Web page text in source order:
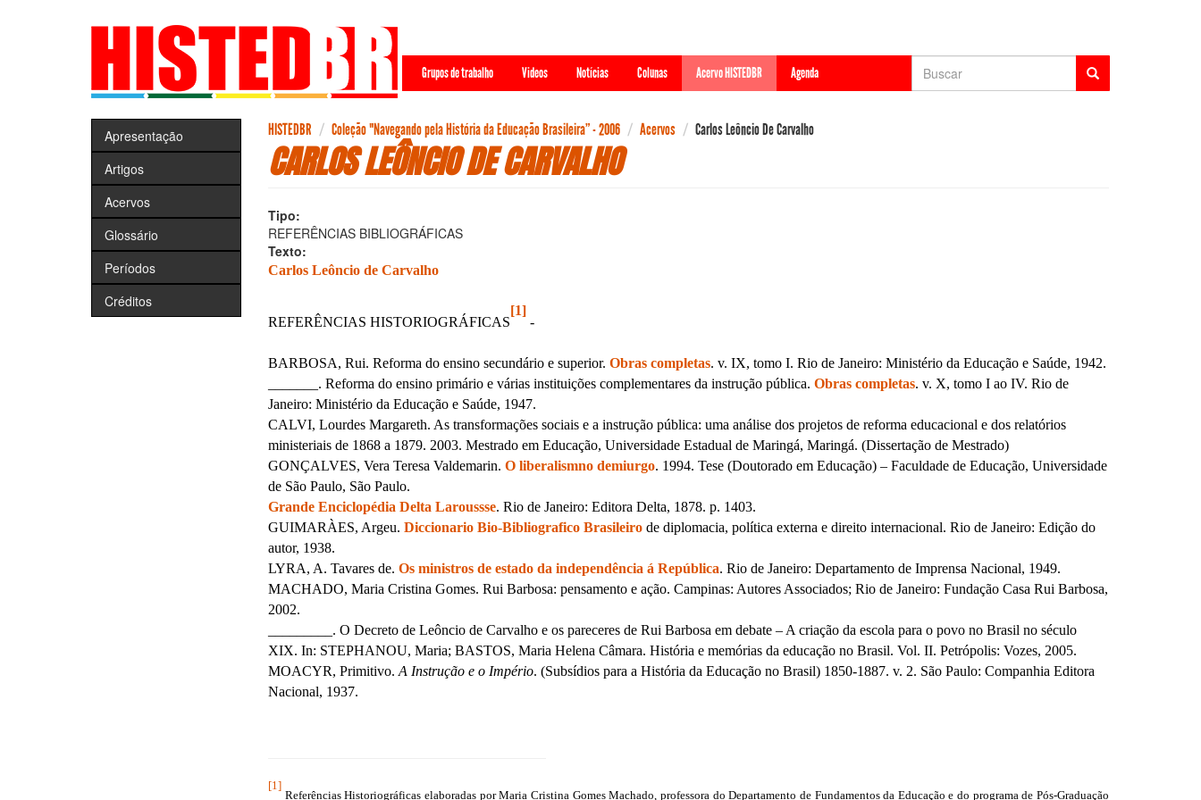
Grupos de trabalho Videos Notícias Colunas Acervo HISTEDBR Agenda Formulário
de
Apresentação
Artigos
Acervos
Glossário
Períodos
Créditos
HISTEDBR Coleção "Navegando pela História da Educação Brasileira” - 2006 Acervos Carlos Leôncio De Carvalho
CARLOS LEÔNCIO DE CARVALHO
Tipo:
REFERÊNCIAS BIBLIOGRÁFICAS
Texto:
Carlos Leôncio de Carvalho
REFERÊNCIAS HISTORIOGRÁFICAS
[1]
-
BARBOSA, Rui. Reforma do ensino secundário e superior. Obras completas. v. IX, tomo I. Rio de Janeiro: Ministério da Educação e Saúde, 1942.
_______. Reforma do ensino primário e várias instituições complementares da instrução pública. Obras completas. v. X, tomo I ao IV. Rio de
Janeiro: Ministério da Educação e Saúde, 1947.
CALVI, Lourdes Margareth. As transformações sociais e a instrução pública: uma análise dos projetos de reforma educacional e dos relatórios
ministeriais de 1868 a 1879. 2003. Mestrado em Educação, Universidade Estadual de Maringá, Maringá. (Dissertação de Mestrado)
GONÇALVES, Vera Teresa Valdemarin. O liberalismno demiurgo. 1994. Tese (Doutorado em Educação) – Faculdade de Educação, Universidade
de São Paulo, São Paulo.
Grande Enciclopédia Delta Laroussse. Rio de Janeiro: Editora Delta, 1878. p. 1403.
GUIMARÀES, Argeu. Diccionario Bio-Bibliografico Brasileiro de diplomacia, política externa e direito internacional. Rio de Janeiro: Edição do
autor, 1938.
LYRA, A. Tavares de. Os ministros de estado da independência á República. Rio de Janeiro: Departamento de Imprensa Nacional, 1949.
MACHADO, Maria Cristina Gomes. Rui Barbosa: pensamento e ação. Campinas: Autores Associados; Rio de Janeiro: Fundação Casa Rui Barbosa,
2002.
_________. O Decreto de Leôncio de Carvalho e os pareceres de Rui Barbosa em debate – A criação da escola para o povo no Brasil no século
XIX. In: STEPHANOU, Maria; BASTOS, Maria Helena Câmara. História e memórias da educação no Brasil. Vol. II. Petrópolis: Vozes, 2005.
MOACYR, Primitivo. A Instrução e o Império. (Subsídios para a História da Educação no Brasil) 1850-1887. v. 2. São Paulo: Companhia Editora
Nacional, 1937.
[1]
Referências Historiográficas elaboradas por Maria Cristina Gomes Machado, professora do Departamento de Fundamentos da Educação e do programa de Pós-Graduação